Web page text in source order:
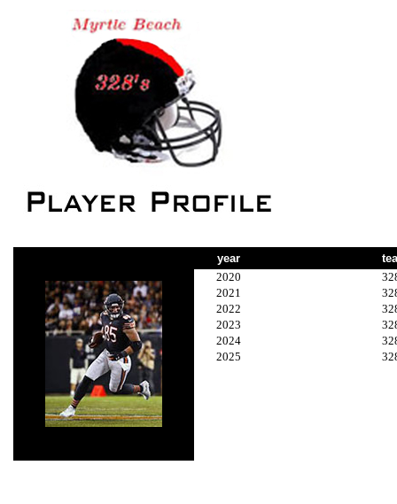
year
2020
2021
2022
2023
2024
2025